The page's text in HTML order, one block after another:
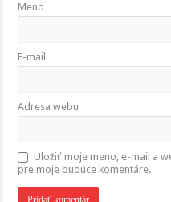
Meno
E-mail
Adresa webu
Uložiť moje meno, e-mail a
pre moje budúce komentáre.